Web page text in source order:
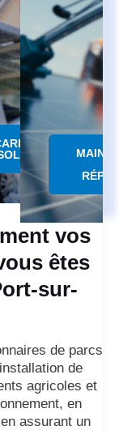
vos
êtes
sur-
de parcs
de
agricoles et
en
assurant un